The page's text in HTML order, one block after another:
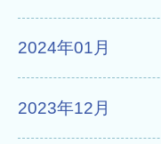
2024年01月
2023年12月